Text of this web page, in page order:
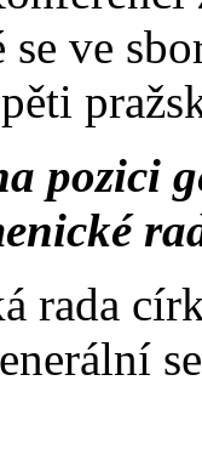
se ve
pozici
rada